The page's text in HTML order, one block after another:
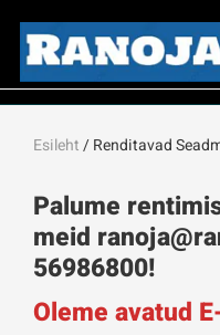
Esileht/ Renditavad
Palume
meid
56986800!
Oleme avatud